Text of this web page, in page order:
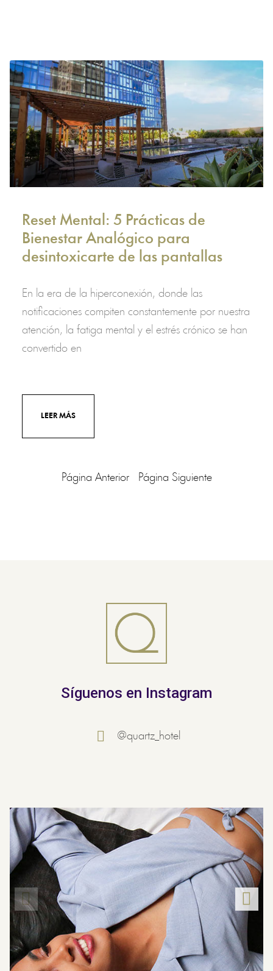
Reset Mental: 5 Prácticas de
Bienestar Analógico para
desintoxicarte de las pantallas
En la era de la hiperconexión, donde las
notificaciones compiten constantemente por nuestra
atención, la fatiga mental y el estrés crónico se han
convertido en
LEER MÁS
Página Anterior Página Siguiente
Síguenos en Instagram
@quartz_hotel